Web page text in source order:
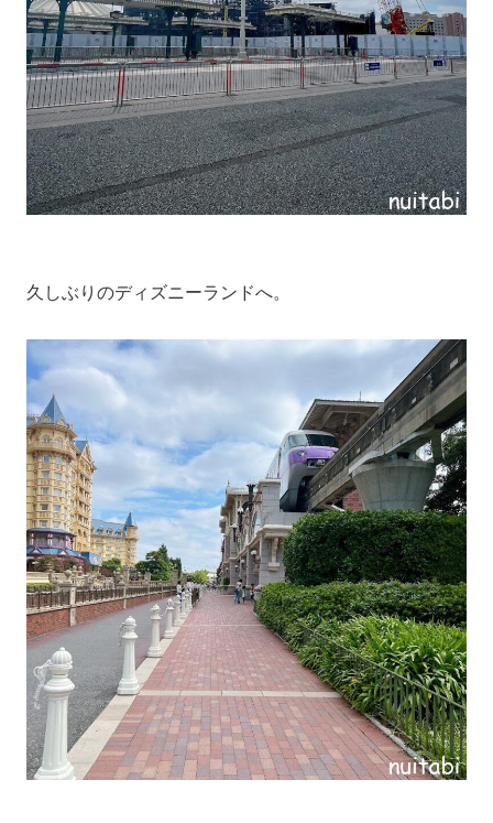
久しぶりのディズニーランドへ。